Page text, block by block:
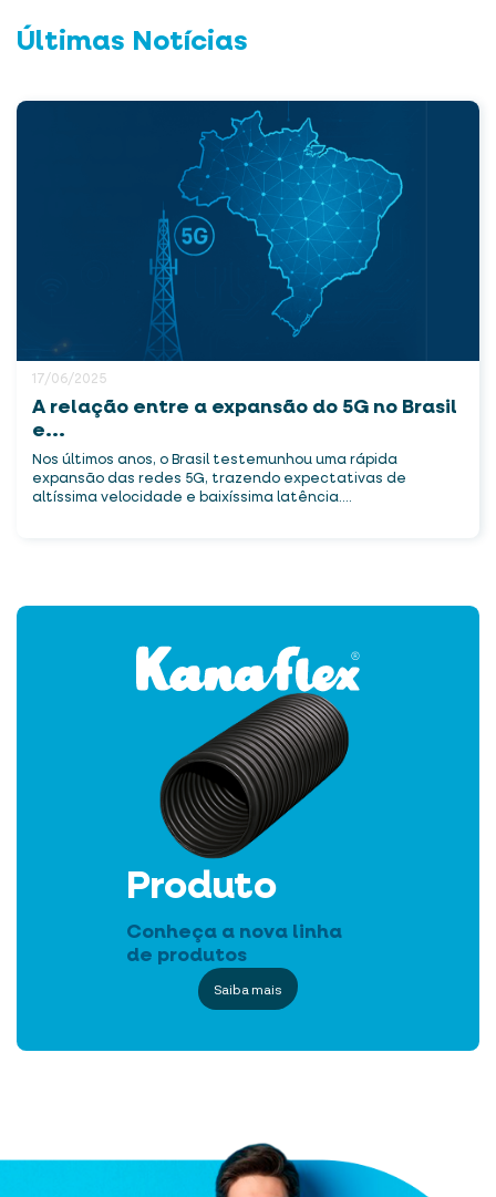
Últimas Notícias
17/06/2025
A relação entre a expansão do 5G no Brasil
e...
Nos últimos anos, o Brasil testemunhou uma rápida
expansão das redes 5G, trazendo expectativas de
altíssima velocidade e baixíssima latência....
Produto
Conheça a nova linha
de produtos
Saiba mais